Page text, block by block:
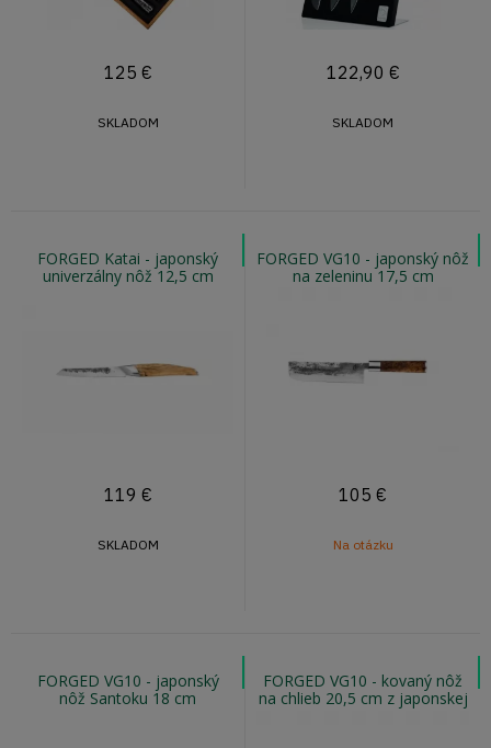
125 €
SKLADOM
122,90 €
SKLADOM
FORGED Katai - japonský
univerzálny nôž 12,5 cm
119 €
SKLADOM
FORGED VG10 - japonský nôž
na zeleninu 17,5 cm
105 €
Na otázku
FORGED VG10 - japonský
nôž Santoku 18 cm
FORGED VG10 - kovaný nôž
na chlieb 20,5 cm z japonskej